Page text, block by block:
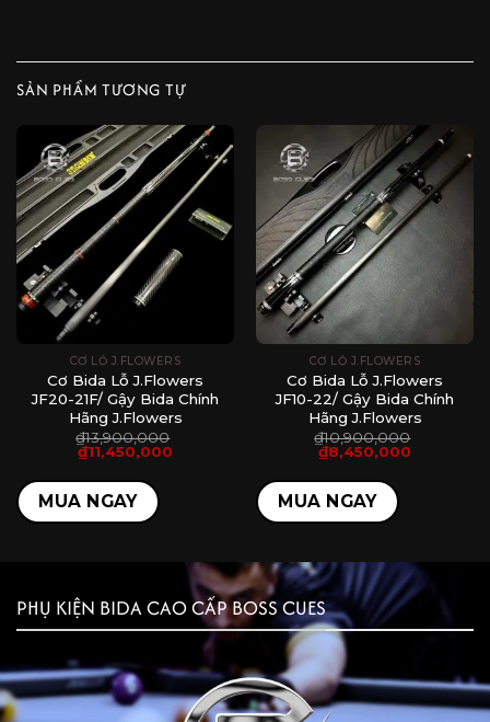
SẢN PHẨM TƯƠNG TỰ
CƠ LỖ J.FLOWERS
Cơ Bida Lỗ J.Flowers
JF20-21F/ Gậy Bida Chính
Hãng J.Flowers
₫13,900,000
Giá
gốc
là:
₫13,900,000.
₫11,450,000
MUA NGAY
CƠ LỖ J.FLOWERS
Cơ Bida Lỗ J.Flowers
JF10-22/ Gậy Bida Chính
Hãng J.Flowers
₫10,900,000
Giá
gốc
là:
₫10,900,000.
₫8,450,000
MUA NGAY
PHỤ KIỆN BIDA CAO CẤP BOSS CUES